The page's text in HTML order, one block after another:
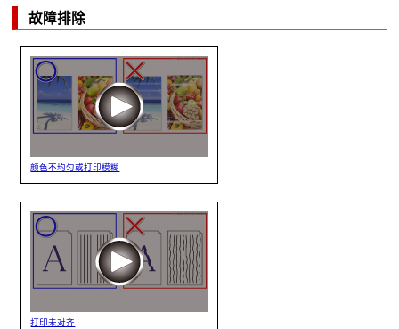
故障排除
颜色不均匀或打印模糊
打印未对齐